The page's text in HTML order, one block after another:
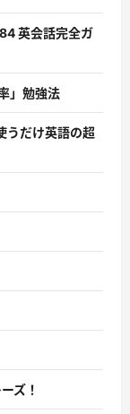
英会話完全ガ
」勉強法
うだけ英語の超
ズ！